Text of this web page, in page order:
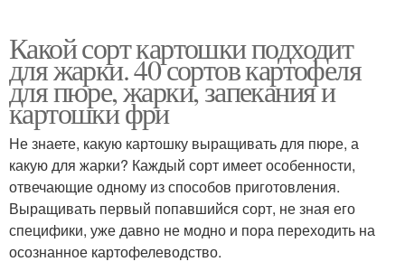
Какой сорт картошки подходит
для жарки. 40 сортов картофеля
для пюре, жарки, запекания и
картошки фри
Не знаете, какую картошку выращивать для пюре, а
какую для жарки? Каждый сорт имеет особенности,
отвечающие одному из способов приготовления.
Выращивать первый попавшийся сорт, не зная его
специфики, уже давно не модно и пора переходить на
осознанное картофелеводство.